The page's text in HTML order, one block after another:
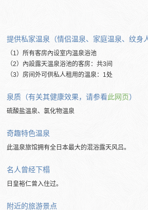
提供私家温泉（情侣温泉、家庭温泉、纹身
（1）所有客房內设室内温泉浴池
（2）內設露天温泉浴池的客房：共3间
（3）房间外可供私人租用的温泉：1处
泉质（有关其健康效果，请参看此网页）
硫酸盐温泉、氯化物温泉
奇趣特色温泉
此温泉旅馆拥有全日本最大的混浴露天风吕。
名人曾经下榻
日皇裕仁曾入住过。
附近的旅游景点